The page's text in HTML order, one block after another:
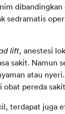
dibandingkan
sedramatis
lift, anestesi
sakit. Namun
atau
obat pereda
terdapat juga